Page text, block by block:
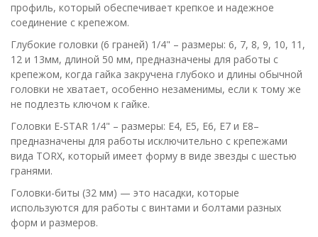
профиль, который обеспечивает крепкое и надежное
соединение с крепежом.
Глубокие головки (6 граней) 1/4" – размеры: 6, 7, 8, 9, 10, 11,
12 и 13мм, длиной 50 мм, предназначены для работы с
крепежом, когда гайка закручена глубоко и длины обычной
головки не хватает, особенно незаменимы, если к тому же
не подлезть ключом к гайке.
Головки E-STAR 1/4" – размеры: Е4, Е5, Е6, Е7 и Е8–
предназначены для работы исключительно с крепежами
вида TORX, который имеет форму в виде звезды с шестью
гранями.
Головки-биты (32 мм) — это насадки, которые
используются для работы с винтами и болтами разных
форм и размеров.